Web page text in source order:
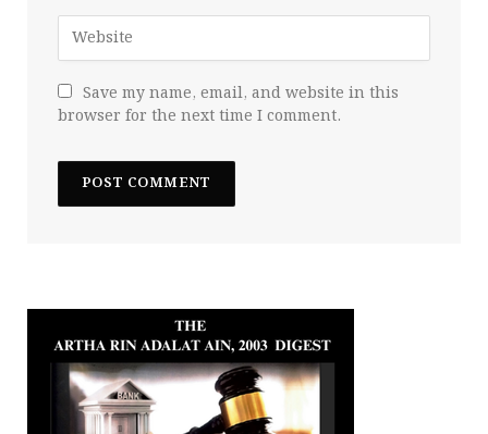
Save my name, email, and website in this
browser for the next time I comment.